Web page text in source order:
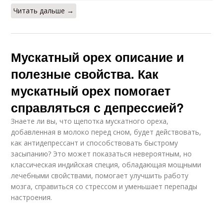
Читать дальше →
Мускатный орех описание и
полезные свойства. Как
мускатный орех помогает
справляться с депрессией?
Знаете ли вы, что щепотка мускатного ореха,
добавленная в молоко перед сном, будет действовать,
как антидепрессант и способствовать быстрому
засыпанию? Это может показаться невероятным, но
классическая индийская специя, обладающая мощными
лечебными свойствами, помогает улучшить работу
мозга, справиться со стрессом и уменьшает перепады
настроения.